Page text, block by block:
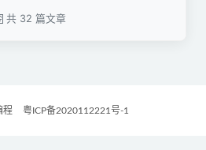
缓存？如果缓存数据量过
现冗余机制
共 32 篇文章
程 粤ICP备2020112221号-1